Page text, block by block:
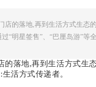
店的落地,再到生活方式生态
“明星签售”、“巴厘岛游”等
的落地,再到生活方式生
活方式传递者。